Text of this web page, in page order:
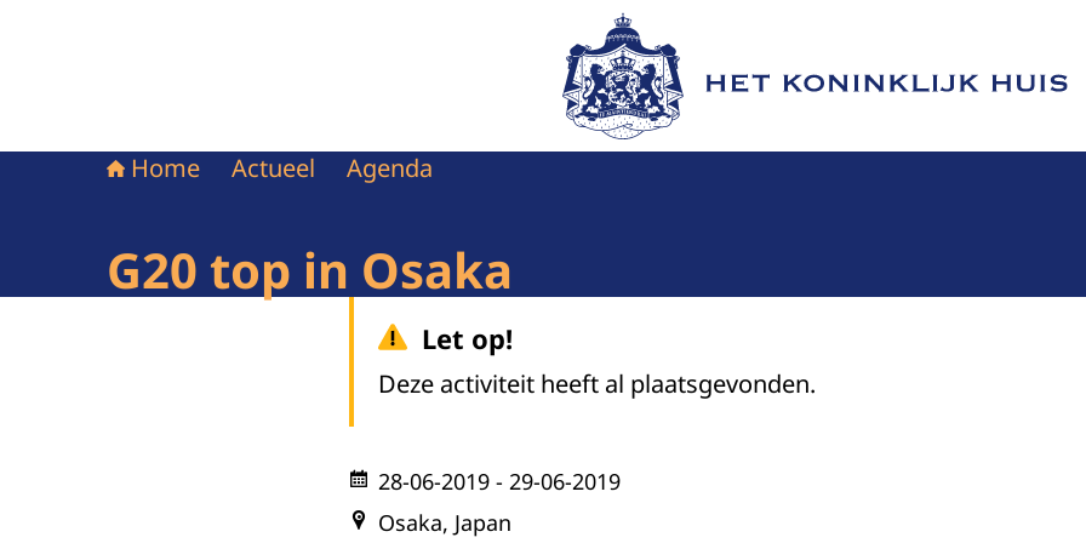
Naar de homepage van Het Koninklijk Huis
Home Actueel Agenda
G20 top in Osaka
Let op!
Deze activiteit heeft al plaatsgevonden.
28-06-2019 - 29-06-2019
Osaka, Japan